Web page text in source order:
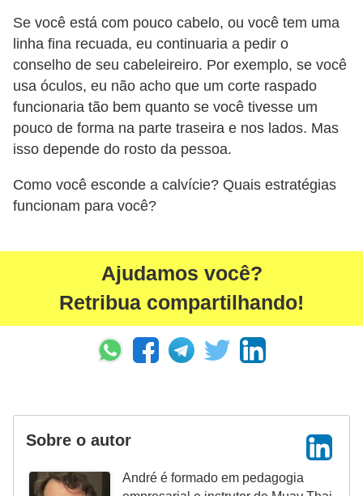
Se você está com pouco cabelo, ou você tem uma
linha fina recuada, eu continuaria a pedir o
conselho de seu cabeleireiro. Por exemplo, se você
usa óculos, eu não acho que um corte raspado
funcionaria tão bem quanto se você tivesse um
pouco de forma na parte traseira e nos lados. Mas
isso depende do rosto da pessoa.
Como você esconde a calvície? Quais estratégias
funcionam para você?
Ajudamos você?
Retribua compartilhando!
Sobre o autor
André é formado em pedagogia